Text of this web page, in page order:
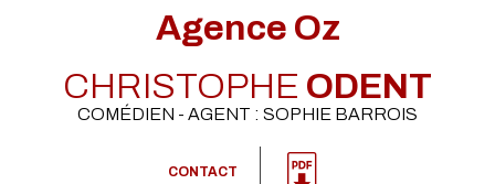
Agence Oz
CHRISTOPHE ODENT
COMÉDIEN - AGENT : SOPHIE BARROIS
CONTACT